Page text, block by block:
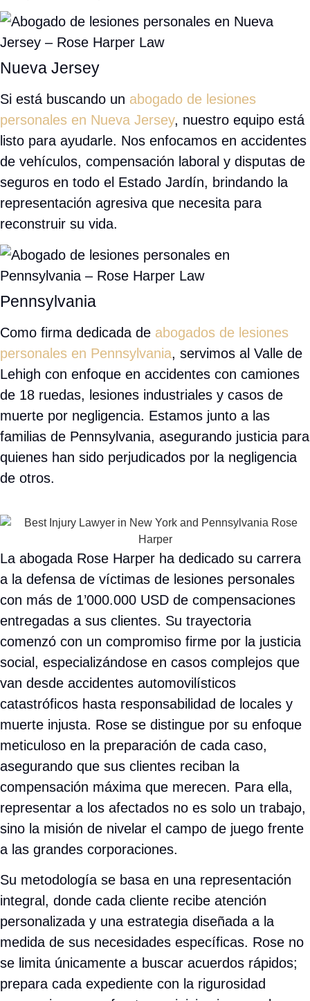
Si está buscando un
abogado de lesiones personales en
, nuestro equipo está listo para ayudarle. Nos
enfocamos en accidentes de vehículos, compensación
laboral y disputas de seguros en todo el Estado Jardín,
brindando la representación agresiva que necesita para
reconstruir su vida.
Pennsylvania
Como firma dedicada de abogados de lesiones personales
en Pennsylvania
industriales y casos de muerte por negligencia. Estamos
junto a las familias de Pennsylvania, asegurando justicia para
quienes han sido perjudicados por la negligencia de otros.
La abogada Rose Harper ha dedicado su carrera
con más de 1’000.000 USD de compensaciones
entregadas a sus clientes. Su trayectoria
comenzó con un compromiso firme por la justicia
social, especializándose en casos complejos que
van desde accidentes automovilísticos
catastróficos hasta responsabilidad de locales y
muerte injusta. Rose se distingue por su enfoque
meticuloso en la preparación de cada caso,
asegurando que sus clientes reciban la
compensación máxima que merecen. Para ella,
representar a los afectados no es solo un trabajo,
sino la misión de nivelar el campo de juego frente
a las grandes corporaciones.
Su metodología se basa en una representación